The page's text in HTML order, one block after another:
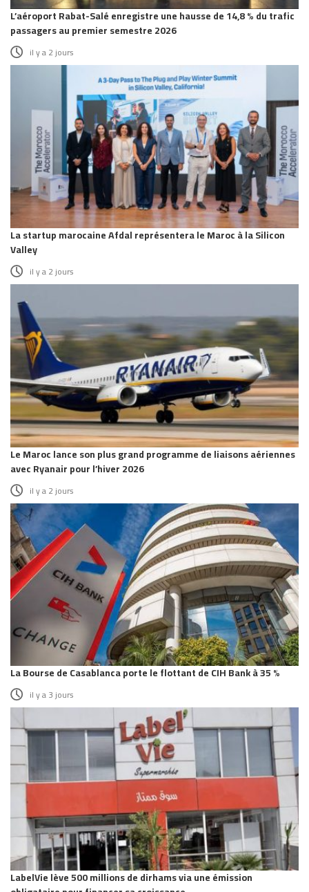
L’aéroport Rabat-Salé enregistre une hausse de 14,8 % du trafic
passagers au premier semestre 2026
il y a 2 jours
La startup marocaine Afdal représentera le Maroc à la Silicon
Valley
il y a 2 jours
Le Maroc lance son plus grand programme de liaisons aériennes
avec Ryanair pour l’hiver 2026
il y a 2 jours
La Bourse de Casablanca porte le flottant de CIH Bank à 35 %
il y a 3 jours
LabelVie lève 500 millions de dirhams via une émission